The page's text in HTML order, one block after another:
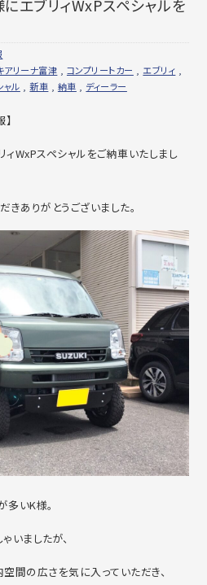
エブリィWxPスペシャルを
アリーナ富津 コンプリートカー エブリィ
ャル ,新車 納車 ディーラー
WxPスペシャルをご納車いたしまし
きありがとうございました。
いK様。
いましたが、
間の広さを気に入っていただき、